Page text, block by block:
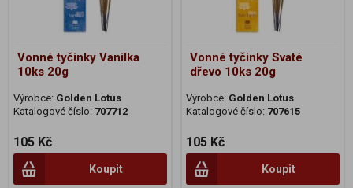
Vonné tyčinky Vanilka
10ks 20g
Výrobce: Golden Lotus
Katalogové číslo: 707712
105 Kč
Koupit
Vonné tyčinky Svaté
dřevo 10ks 20g
Výrobce: Golden Lotus
Katalogové číslo: 707615
105 Kč
Koupit